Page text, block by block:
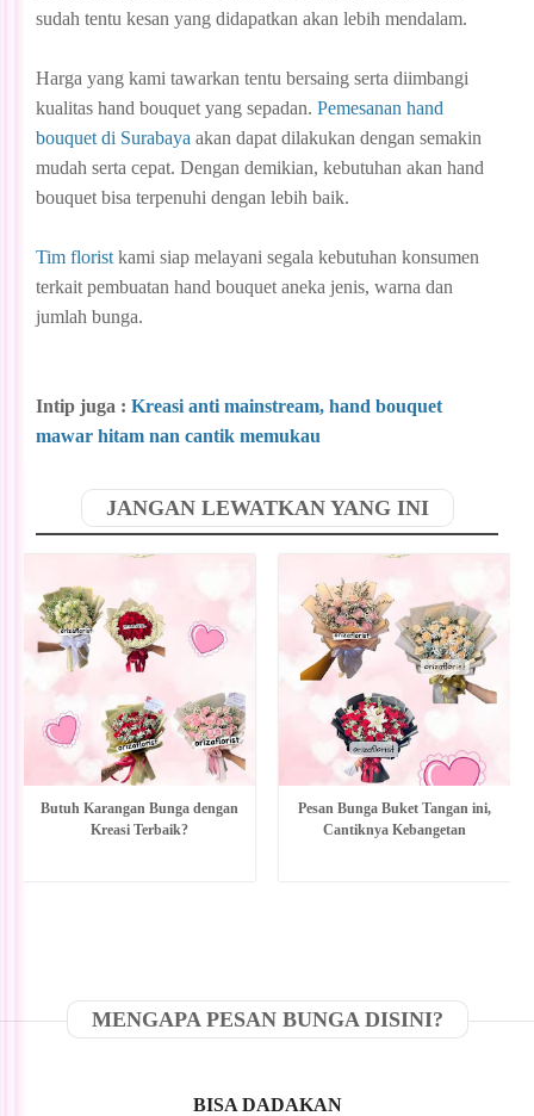
sudah tentu kesan yang didapatkan akan lebih mendalam.
Harga yang kami tawarkan tentu bersaing serta diimbangi
kualitas hand bouquet yang sepadan. Pemesanan hand
bouquet di Surabaya akan dapat dilakukan dengan semakin
mudah serta cepat. Dengan demikian, kebutuhan akan hand
bouquet bisa terpenuhi dengan lebih baik.
Tim florist kami siap melayani segala kebutuhan konsumen
terkait pembuatan hand bouquet aneka jenis, warna dan
jumlah bunga.
Intip juga : Kreasi anti mainstream, hand bouquet
mawar hitam nan cantik memukau
JANGAN LEWATKAN YANG INI
Butuh Karangan Bunga dengan
Kreasi Terbaik?
Pesan Bunga Buket Tangan ini,
Cantiknya Kebangetan
MENGAPA PESAN BUNGA DISINI?
BISA DADAKAN